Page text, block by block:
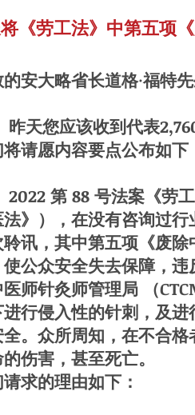
《劳工法》中第五项
安大略省长道格·福特先
您应该收到代表2,760
请愿内容要点公布如下
第 88 号法案《劳工
法》），在没有咨询过
聆讯，其中第五项《废
公众安全失去保障，
师针灸师管理局 （
进行侵入性的针刺，及
全。众所周知，在不合
伤害，甚至死亡。
求的理由如下：